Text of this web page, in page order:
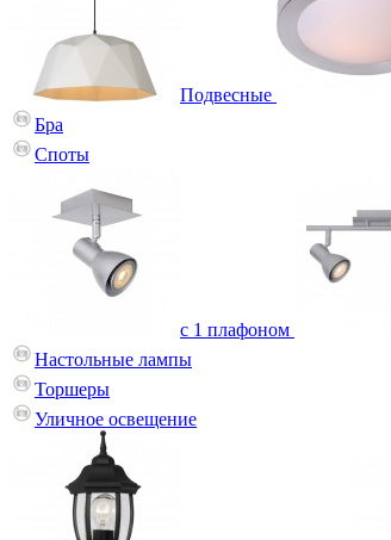
Подвесные
Бра
Споты
с 1 плафоном
Настольные лампы
Торшеры
Уличное освещение